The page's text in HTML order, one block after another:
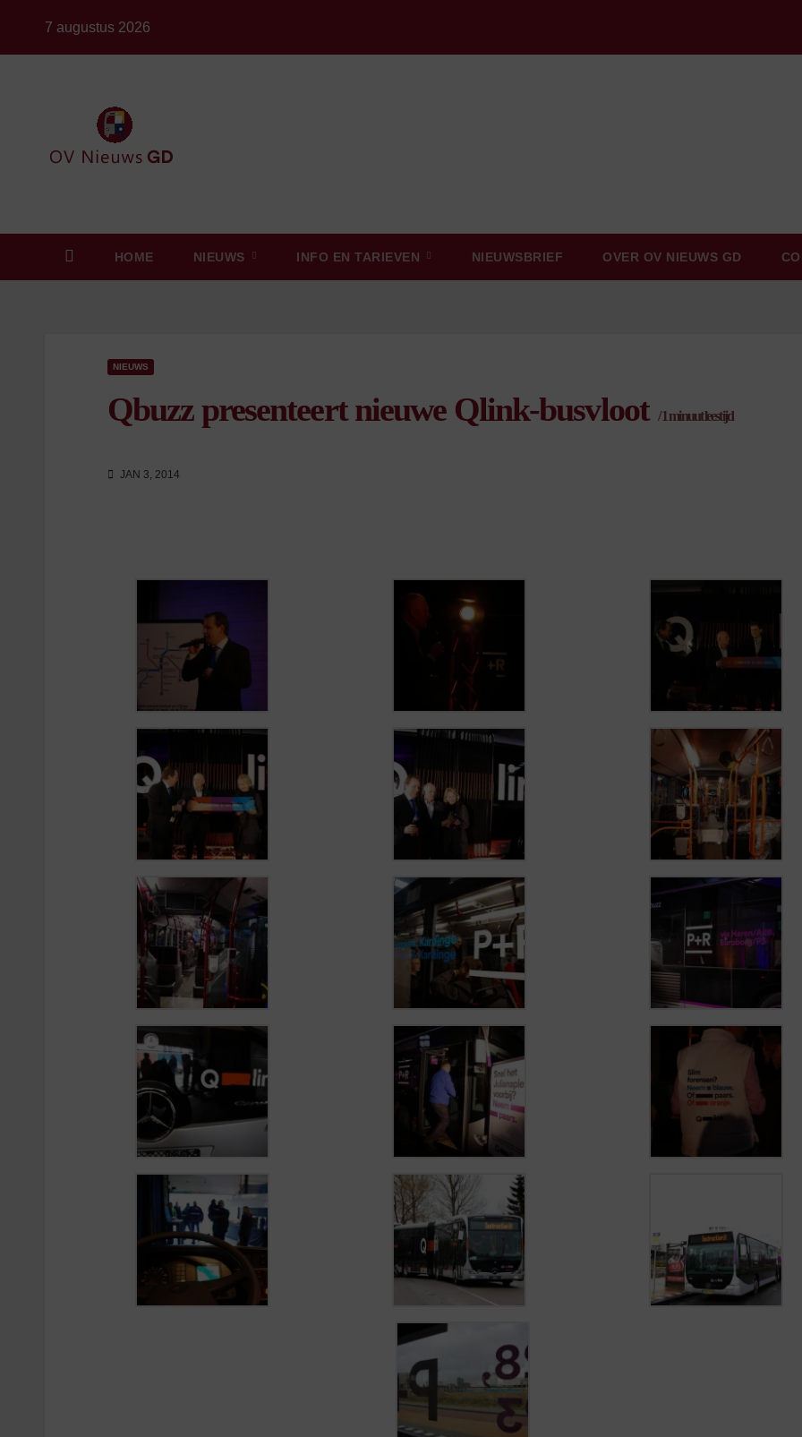
7 augustus 2026
HOME NIEUWS INFO EN TARIEVEN NIEUWSBRIEF OVER OV NIEUWS GD
NIEUWS
Qbuzz presenteert nieuwe Qlink-busvloot /1 minuut leestijd
JAN 3, 2014